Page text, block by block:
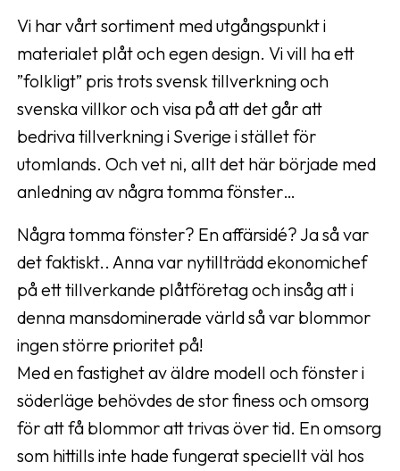
Vi har vårt sortiment med utgångspunkt i
materialet plåt och egen design. Vi vill ha ett
”folkligt” pris trots svensk tillverkning och
svenska villkor och visa på att det går att
bedriva tillverkning i Sverige i stället för
utomlands. Och vet ni, allt det här började med
anledning av några tomma fönster…
Några tomma fönster? En affärsidé? Ja så var
det faktiskt.. Anna var nytillträdd ekonomichef
på ett tillverkande plåtföretag och insåg att i
denna mansdominerade värld så var blommor
ingen större prioritet på!
Med en fastighet av äldre modell och fönster i
söderläge behövdes de stor finess och omsorg
för att få blommor att trivas över tid. En omsorg
som hittills inte hade fungerat speciellt väl hos